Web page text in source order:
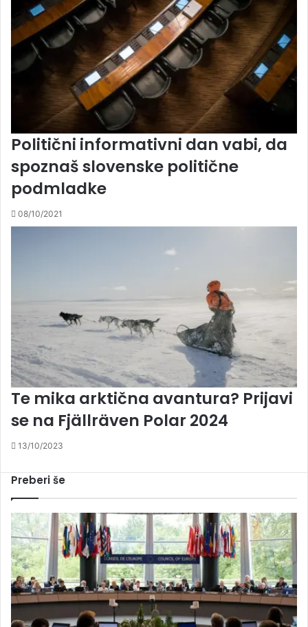
Politični informativni dan vabi, da
spoznaš slovenske politične
podmladke
08/10/2021
Te mika arktična avantura? Prijavi
se na Fjällräven Polar 2024
13/10/2023
Preberi še